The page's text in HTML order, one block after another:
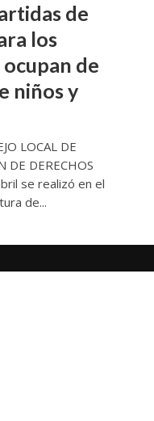
de
los
de
niños y
LOCAL DE
DE DERECHOS
se realizó en el
de...